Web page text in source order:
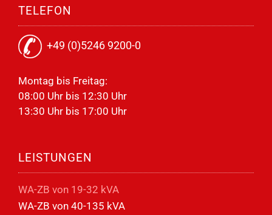
TELEFON
+49 (0)5246 9200-0
Montag bis Freitag:
08:00 Uhr bis 12:30 Uhr
13:30 Uhr bis 17:00 Uhr
LEISTUNGEN
WA-ZB von 19-32 kVA
WA-ZB von 40-135 kVA